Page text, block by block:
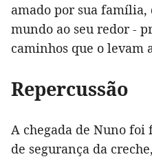
amado por sua
mundo ao seu redor -
caminhos que o levam
Repercussão
A chegada de Nuno
de segurança da